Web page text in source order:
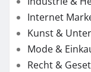
Internet
Kunst &
Mode &
Recht &